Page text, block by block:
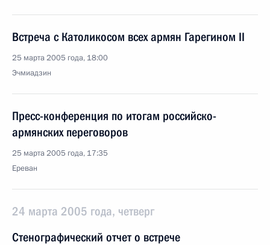
Встреча с Католикосом всех армян Гарегином II
25 марта 2005 года, 18:00
Эчмиадзин
Пресс-конференция по итогам российско-
армянских переговоров
25 марта 2005 года, 17:35
Ереван
24 марта 2005 года, четверг
Стенографический отчет о встрече